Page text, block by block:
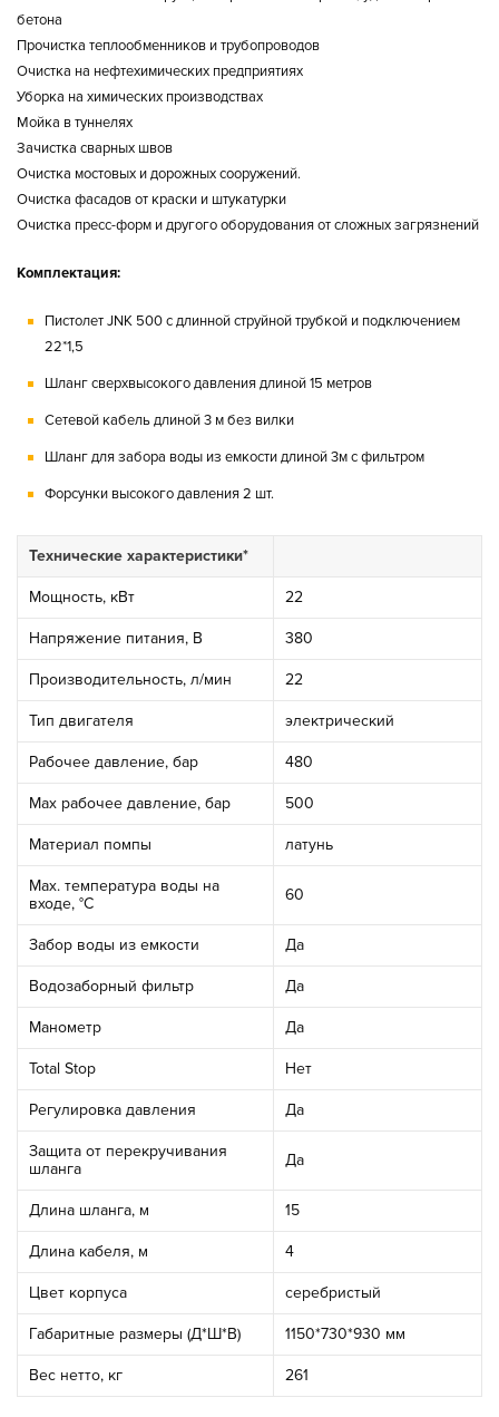
бетона
Прочистка теплообменников и трубопроводов
Очистка на нефтехимических предприятиях
Уборка на химических производствах
Мойка в туннелях
Зачистка сварных швов
Очистка мостовых и дорожных сооружений.
Очистка фасадов от краски и штукатурки
Очистка пресс-форм и другого оборудования от сложных загрязнений
Комплектация:
Пистолет JNK 500 с длинной струйной трубкой и подключением
22*1,5
Шланг сверхвысокого давления длиной 15 метров
Сетевой кабель длиной 3 м без вилки
Шланг для забора воды из емкости длиной 3м с фильтром
Форсунки высокого давления 2 шт.
Технические характеристики*
Мощность, кВт 22
Напряжение питания, В 380
Производительность, л/мин 22
Тип двигателя электрический
Рабочее давление, бар 480
Мах рабочее давление, бар 500
Материал помпы латунь
Max. температура воды на
входе, °С
60
Забор воды из емкости Да
Водозаборный фильтр Да
Манометр Да
Total Stop Нет
Регулировка давления Да
Защита от перекручивания
шланга
Да
Длина шланга, м 15
Длина кабеля, м 4
Цвет корпуса серебристый
Габаритные размеры (Д*Ш*В) 1150*730*930 мм
Вес нетто, кг 261